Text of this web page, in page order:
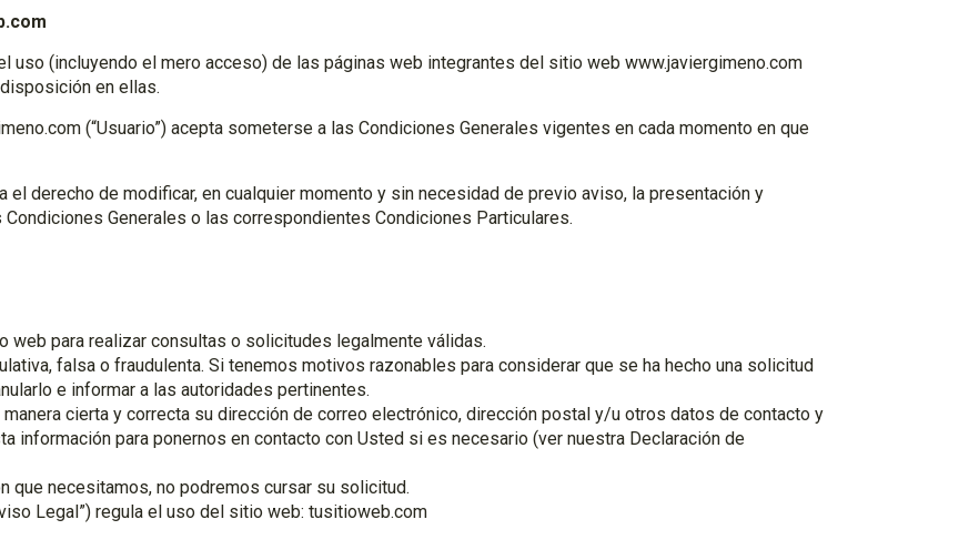
uso (incluyendo el mero acceso) de las páginas web integrantes del sitio web www.javiergimeno.com
en ellas.
(“Usuario”) acepta someterse a las Condiciones Generales vigentes en cada momento en que
el derecho de modificar, en cualquier momento y sin necesidad de previo aviso, la presentación y
Generales o las correspondientes Condiciones Particulares.
web para realizar consultas o solicitudes legalmente válidas.
falsa o fraudulenta. Si tenemos motivos razonables para considerar que se ha hecho una solicitud
e informar a las autoridades pertinentes.
cierta y correcta su dirección de correo electrónico, dirección postal y/u otros datos de contacto y
información para ponernos en contacto con Usted si es necesario (ver nuestra Declaración de
que necesitamos, no podremos cursar su solicitud.
Legal”) regula el uso del sitio web: tusitioweb.com